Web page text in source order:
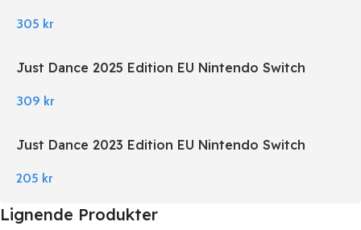
305 kr
Just Dance 2025 Edition EU Nintendo Switch
309 kr
Just Dance 2023 Edition EU Nintendo Switch
205 kr
Lignende Produkter